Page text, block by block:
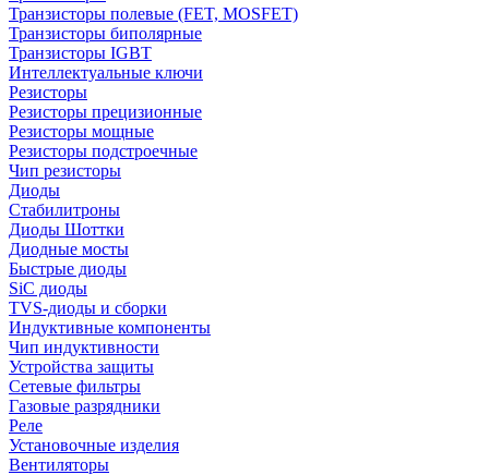
Транзисторы полевые (FET, MOSFET)
Транзисторы биполярные
Транзисторы IGBT
Интеллектуальные ключи
Резисторы
Резисторы прецизионные
Резисторы мощные
Резисторы подстроечные
Чип резисторы
Диоды
Стабилитроны
Диоды Шоттки
Диодные мосты
Быстрые диоды
SiC диоды
TVS-диоды и сборки
Индуктивные компоненты
Чип индуктивности
Устройства защиты
Сетевые фильтры
Газовые разрядники
Реле
Установочные изделия
Вентиляторы